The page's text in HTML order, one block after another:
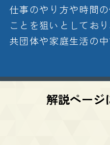
仕事のやり方や時間
ことを狙いとしてお
共団体や家庭生活の
解説ページ